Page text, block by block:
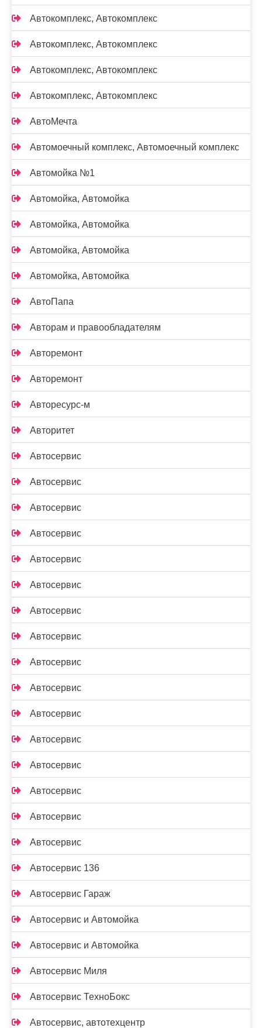
Автокомплекс, Автокомплекс
Автокомплекс, Автокомплекс
Автокомплекс, Автокомплекс
Автокомплекс, Автокомплекс
АвтоМечта
Автомоечный комплекс, Автомоечный комплекс
Автомойка №1
Автомойка, Автомойка
Автомойка, Автомойка
Автомойка, Автомойка
Автомойка, Автомойка
АвтоПапа
Авторам и правообладателям
Авторемонт
Авторемонт
Авторесурс-м
Авторитет
Автосервис
Автосервис
Автосервис
Автосервис
Автосервис
Автосервис
Автосервис
Автосервис
Автосервис
Автосервис
Автосервис
Автосервис
Автосервис
Автосервис
Автосервис
Автосервис
Автосервис 136
Автосервис Гараж
Автосервис и Автомойка
Автосервис и Автомойка
Автосервис Миля
Автосервис ТехноБокс
Автосервис, автотехцентр